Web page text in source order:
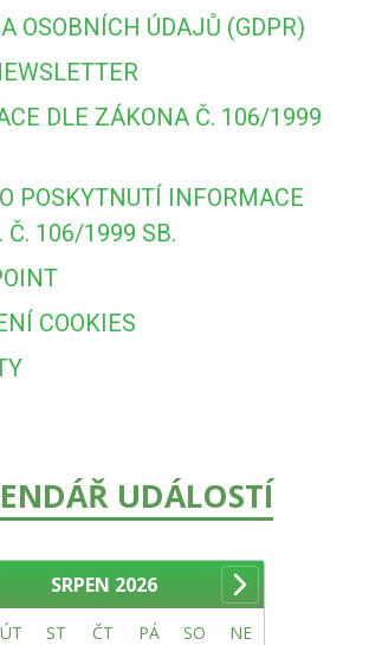
OSOBNÍCH ÚDAJŮ (GDPR)
DLE ZÁKONA Č. 106/1999
POSKYTNUTÍ INFORMACE
Č. 106/1999 SB.
COOKIES
UDÁLOSTÍ
SRPEN 2026
ÚT ST ČT PÁ SO NE